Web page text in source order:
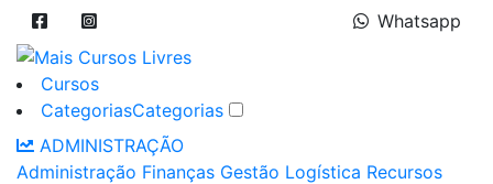
Whatsapp
Cursos
CategoriasCategorias
ADMINISTRAÇÃO
Administração Finanças Gestão Logística Recursos